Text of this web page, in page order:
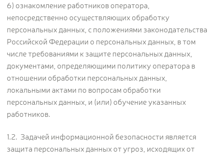
6) ознакомление работников оператора,
непосредственно осуществляющих обработку
персональных данных, с положениями законодательства
Российской Федерации о персональных данных, в том
числе требованиями к защите персональных данных,
документами, определяющими политику оператора в
отношении обработки персональных данных,
локальными актами по вопросам обработки
персональных данных, и (или) обучение указанных
работников.
1.2. Задачей информационной безопасности является
защита персональных данных от угроз, исходящих от